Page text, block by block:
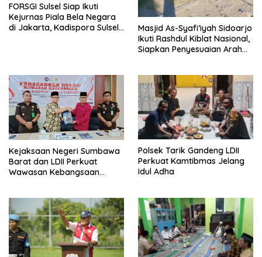
FORSGI Sulsel Siap Ikuti
Kejurnas Piala Bela Negara
di Jakarta, Kadispora Sulsel
Masjid As-Syafi’iyah Sidoarjo
Ikuti Rashdul Kiblat Nasional,
Siapkan Penyesuaian Arah
Kejaksaan Negeri Sumbawa
Barat dan LDII Perkuat
Wawasan Kebangsaan
Polsek Tarik Gandeng LDII
Perkuat Kamtibmas Jelang
Idul Adha